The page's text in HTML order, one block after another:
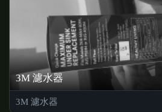
3M 濾水器
3M 濾水器